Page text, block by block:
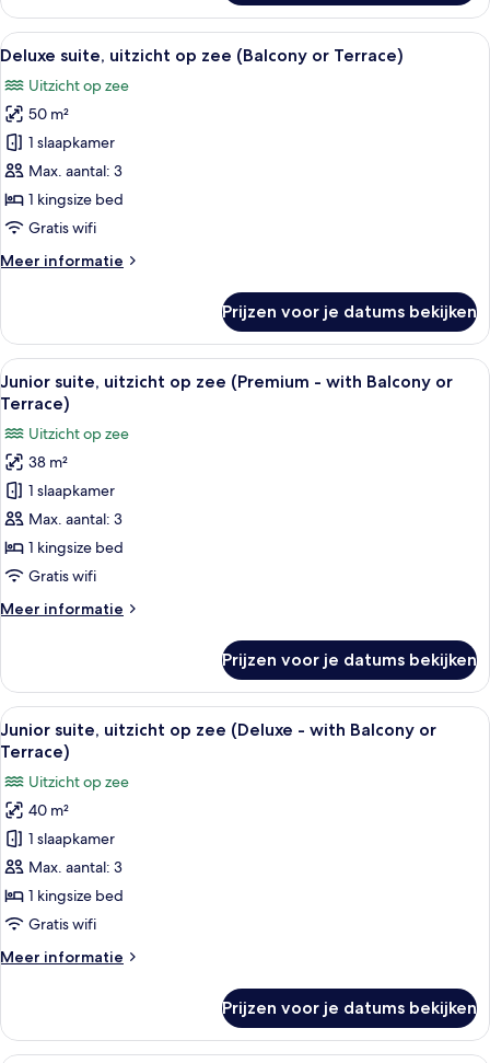
kamer,
uitzicht
op
(Balcony
or
Terrace)
Alle
foto's
voor
Deluxe
suite,
uitzicht
op
zee
or
Een slaapkamer met een groot
13
Deluxe suite, uitzicht op zee (Balcony or Terrace)
Uitzicht op zee
50 m²
1 slaapkamer
Max. aantal: 3
1 kingsize bed
Gratis wifi
Meer informatie
Meer
suite,
uitzicht
op
zee
or
Terrace)
Prijzen voor je datums bekijken
Alle
foto's
Junior
suite,
uitzicht
op
zee
(Premium
with
Terrace)
laden
Een hotelkamer met een bed, een
13
Junior suite, uitzicht op zee (Premium - with Balcony or
Terrace)
Uitzicht op zee
38 m²
1 slaapkamer
Max. aantal: 3
1 kingsize bed
Gratis wifi
Meer informatie
Meer
suite,
uitzicht
op
zee
(Premium
-
with
Balcony
or
Terrace)
Prijzen voor je datums bekijken
Alle
foto's
Junior
suite,
uitzicht
op
zee
(Deluxe
with
Terrace)
Een hotelkamer met een groot bed,
15
Junior suite, uitzicht op zee (Deluxe - with Balcony or
Terrace)
Uitzicht op zee
40 m²
1 slaapkamer
Max. aantal: 3
1 kingsize bed
Gratis wifi
Meer informatie
Meer
suite,
uitzicht
Prijzen voor je datums bekijken